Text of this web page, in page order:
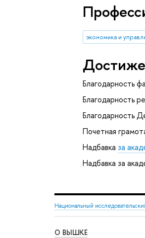
экономика и
Благодарность
Благодарность
Благодарность
Почетная
Надбавка за
Надбавка за
Национальный
О ВЫШКЕ